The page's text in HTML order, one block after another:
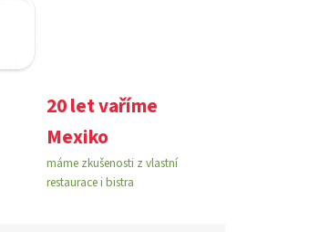
20 let vaříme
Mexiko
máme zkušenosti z vlastní
restaurace i bistra